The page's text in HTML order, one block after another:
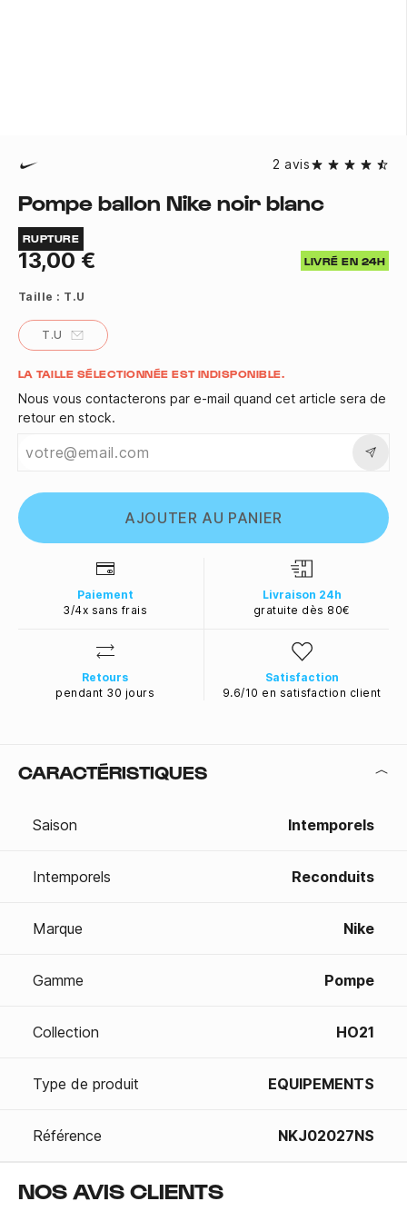
2 avis
Pompe ballon Nike noir blanc
RUPTURE
13,00 € LIVRÉ EN 24H
Taille : T.U
T.U
Quantité
LA TAILLE SÉLECTIONNÉE EST INDISPONIBLE.
Nous vous contacterons par e-mail quand cet article sera de
retour en stock.
AJOUTER AU PANIER
Paiement
3/4x sans frais
Livraison 24h
gratuite dès 80€
Retours
pendant 30 jours
Satisfaction
9.6/10 en satisfaction client
CARACTÉRISTIQUES
Saison Intemporels
Intemporels Reconduits
Marque Nike
Gamme Pompe
Collection HO21
Type de produit EQUIPEMENTS
Référence NKJ02027NS
NOS AVIS CLIENTS